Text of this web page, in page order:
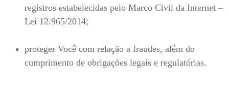
registros estabelecidas pelo Marco Civil da Internet –
Lei 12.965/2014;
proteger Você com relação a fraudes, além do
cumprimento de obrigações legais e regulatórias.